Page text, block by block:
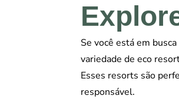
Se você está em
variedade de eco
Esses resorts são
responsável.